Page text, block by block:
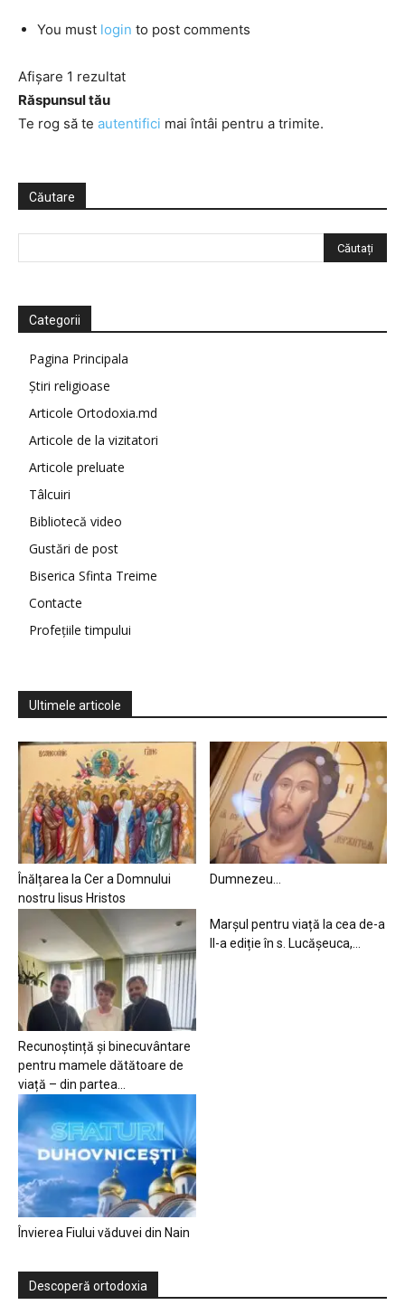
You must login to post comments
Afișare 1 rezultat
Răspunsul tău
Te rog să te autentifici mai întâi pentru a trimite.
Căutare
Categorii
Pagina Principala
Știri religioase
Articole Ortodoxia.md
Articole de la vizitatori
Articole preluate
Tâlcuiri
Bibliotecă video
Gustări de post
Biserica Sfinta Treime
Contacte
Profețiile timpului
Ultimele articole
Înălțarea la Cer a Domnului
nostru Iisus Hristos
Dumnezeu…
Recunoștință și binecuvântare
pentru mamele dătătoare de
viață – din partea...
Marșul pentru viață la cea de-a
II-a ediție în s. Lucășeuca,...
Învierea Fiului văduvei din Nain
Descoperă ortodoxia